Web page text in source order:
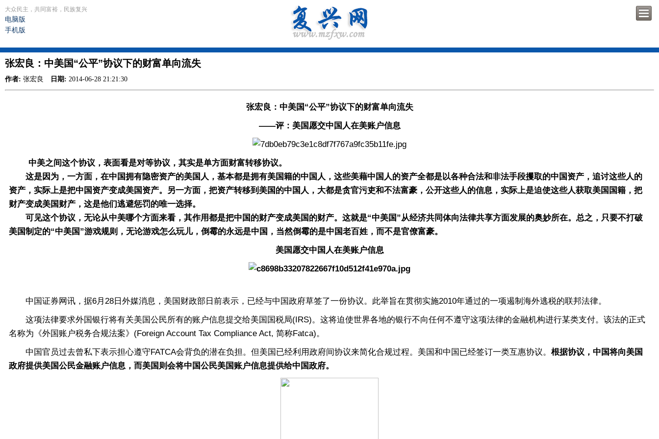
大众民主，共同富裕，民族复兴
电脑版
手机版
张宏良：中美国“公平”协议下的财富单向流失
作者: 张宏良 日期: 2014-06-28 21:21:30
张宏良：中美国“公平”协议下的财富单向流失
——评：美国愿交中国人在美账户信息
中美之间这个协议，表面看是对等协议，其实是单方面财富转移协议。
这是因为，一方面，在中国拥有隐密资产的美国人，基本都是拥有美国籍的中国人，这些美藉中国人的资产全都是以各种合法和非法手段攫取的中国资产，追讨这些人的
资产，实际上是把中国资产变成美国资产。另一方面，把资产转移到美国的中国人，大都是贪官污吏和不法富豪，公开这些人的信息，实际上是迫使这些人获取美国国籍，把
财产变成美国财产，这是他们逃避惩罚的唯一选择。
可见这个协议，无论从中美哪个方面来看，其作用都是把中国的财产变成美国的财产。这就是“中美国”从经济共同体向法律共享方面发展的奥妙所在。总之，只要不打破
美国制定的“中美国”游戏规则，无论游戏怎么玩儿，倒霉的永远是中国，当然倒霉的是中国老百姓，而不是官僚富豪。
美国愿交中国人在美账户信息
中国证券网讯，据6月28日外媒消息，美国财政部日前表示，已经与中国政府草签了一份协议。此举旨在贯彻实施2010年通过的一项遏制海外逃税的联邦法律。
这项法律要求外国银行将有关美国公民所有的账户信息提交给美国国税局(IRS)。这将迫使世界各地的银行不向任何不遵守这项法律的金融机构进行某类支付。该法的正式
名称为《外国账户税务合规法案》(Foreign Account Tax Compliance Act, 简称Fatca)。
中国官员过去曾私下表示担心遵守FATCA会背负的潜在负担。但美国已经利用政府间协议来简化合规过程。美国和中国已经签订一类互惠协议。 根据协议，中国将向美国
政府提供美国公民金融账户信息，而美国则会将中国公民美国账户信息提供给中国政府。